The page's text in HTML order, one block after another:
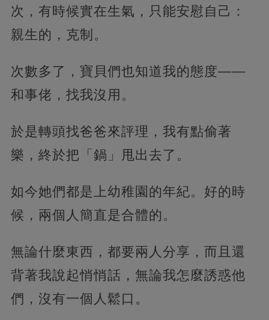
次，有時候實在生氣，只能安慰自己：
親生的，克制。
次數多了，寶貝們也知道我的態度——
和事佬，找我沒用。
於是轉頭找爸爸來評理，我有點偷著
樂，終於把「鍋」甩出去了。
如今她們都是上幼稚園的年紀。好的時
候，兩個人簡直是合體的。
無論什麼東西，都要兩人分享，而且還
背著我說起悄悄話，無論我怎麼誘惑他
們，沒有一個人鬆口。